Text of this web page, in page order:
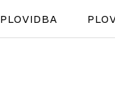
PLOVIDBA